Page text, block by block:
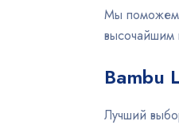
Мы поможем
высочайшим
Bambu
Лучший